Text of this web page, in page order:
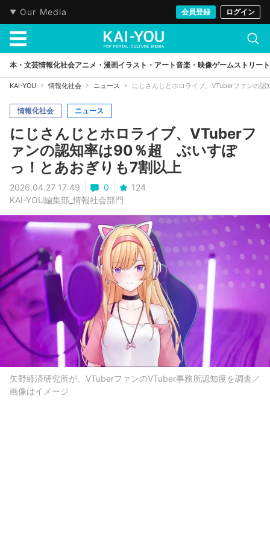
Our Media 会員登録 ログイン
本・文芸情報化社会アニメ・漫画イラスト・アート音楽・映像ゲームストリート
KAI-YOU 情報化社会 ニュース にじさんじとホロライブ、VTuberファンの
情報化社会 ニュース
にじさんじとホロライブ、VTuberフ
ァンの認知率は90％超 ぶいすぽ
っ！とあおぎりも7割以上
2026.04.27 17:49 0
124
KAI-YOU編集部_情報社会部門
矢野経済研究所が、VTuberファンのVTuber事務所認知度を調査／
画像はイメージ